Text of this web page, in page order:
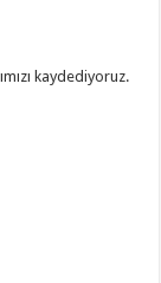
kaydediyoruz.